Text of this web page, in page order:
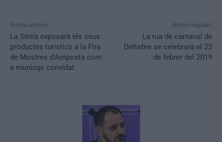
Article anterior
La Sénia exposarà els seus
productes turístics a la Fira
de Mostres d’Amposta com
a municipi convidat
Article següent
La rua de carnaval de
Deltebre se celebrarà el 23
de febrer del 2019